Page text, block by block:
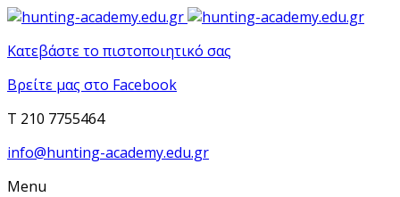
Κατεβάστε το πιστοποιητικό σας
Βρείτε μας στο Facebook
T 210 7755464
info@hunting-academy.edu.gr
Menu